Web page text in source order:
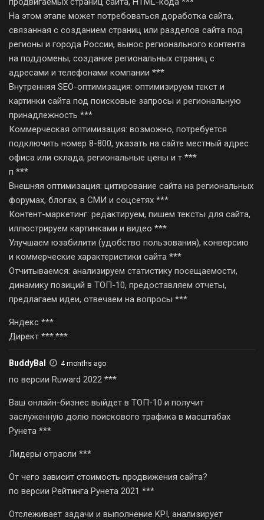
На этом этапе может потребоваться доработка сайта,
связанная с созданием страниц или разделов сайта под
регионы и города России, вынос регионального контента
на поддомены, создание региональных страниц с
адресами и телефонами компании ***
Внутренняя SEO-оптимизация: оптимизируем текст и
картинки сайта под поисковые запросы и региональную
принадлежность ***
Коммерческая оптимизация: возможно, потребуется
подключить номер 8-800, указать на сайте местный адрес
офиса или склада, региональные цены и т ***
п ***
Внешняя оптимизация: цитирование сайта на региональных
форумах, блогах, в СМИ и соцсетях ***
Контент-маркетинг: редактируем, пишем тексты для сайта,
иллюстрируем картинками и видео ***
Улучшаем юзабилити (удобство пользования), конверсию
и коммерческие характеристики сайта ***
Отчитываемся: анализируем статистику посещаемости,
динамику позиций в ТОП-10, предоставляем отчеты,
предлагаем идеи, отвечаем на вопросы ***
Яндекс ***
Директ ***.***
BuddyBal 4 months ago
по версии Ruward 2022 ***
Ваш онлайн-бизнес выйдет в ТОП-10 и получит
заслуженную долю поискового трафика в масштабах
Рунета ***
Лидеры отрасли ***
От чего зависит стоимость продвижения сайта?
по версии Рейтинга Рунета 2021 ***
Отслеживает задачи и выполнение KPI, анализирует